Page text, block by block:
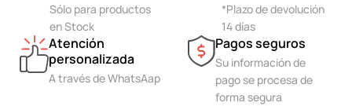
Sólo para productos
en Stock
*Plazo de devolución
14 días
Atención
personalizada
A través de WhatsAap
Pagos seguros
Su información de
pago se procesa de
forma segura